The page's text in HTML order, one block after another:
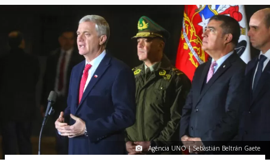
Agencia UNO | Sebastián Beltrán Gaete